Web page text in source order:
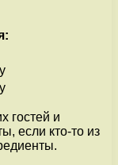
гостей и
если кто-то из